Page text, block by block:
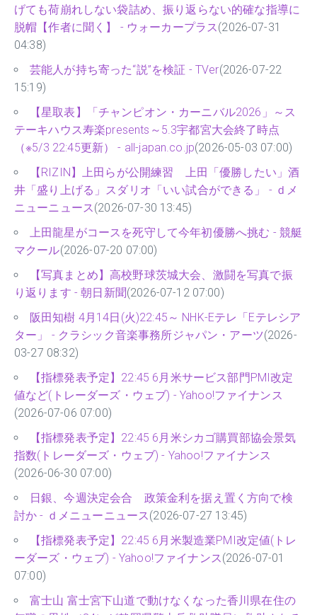
げても荷崩れしない袋詰め、振り返らない的確な指導に
脱帽【作者に聞く】 - ウォーカープラス(2026-07-31
04:38)
芸能人が持ち寄った“説”を検証 - TVer(2026-07-22
15:19)
【星取表】「チャンピオン・カーニバル2026」～ス
テーキハウス寿楽presents～5.3宇都宮大会終了時点
（※5/3 22:45更新） - all-japan.co.jp(2026-05-03 07:00)
【RIZIN】上田らが公開練習 上田「優勝したい」酒
井「盛り上げる」スダリオ「いい試合ができる」 - ｄメ
ニューニュース(2026-07-30 13:45)
上田龍星がコースを死守して今年初優勝へ挑む - 競艇
マクール(2026-07-20 07:00)
【写真まとめ】高校野球茨城大会、激闘を写真で振
り返ります - 朝日新聞(2026-07-12 07:00)
阪田知樹 4月14日(火)22:45～ NHK-Eテレ「Eテレシア
ター」 - クラシック音楽事務所ジャパン・アーツ(2026-
03-27 08:32)
【指標発表予定】22:45 6月米サービス部門PMI改定
値など(トレーダーズ・ウェブ) - Yahoo!ファイナンス
(2026-07-06 07:00)
【指標発表予定】22:45 6月米シカゴ購買部協会景気
指数(トレーダーズ・ウェブ) - Yahoo!ファイナンス
(2026-06-30 07:00)
日銀、今週決定会合 政策金利を据え置く方向で検
討か - ｄメニューニュース(2026-07-27 13:45)
【指標発表予定】22:45 6月米製造業PMI改定値(トレ
ーダーズ・ウェブ) - Yahoo!ファイナンス(2026-07-01
07:00)
富士山 富士宮下山道で動けなくなった香川県在住の